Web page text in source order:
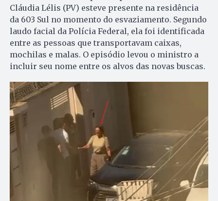
Cláudia Lélis (PV) esteve presente na residência
da 603 Sul no momento do esvaziamento. Segundo
laudo facial da Polícia Federal, ela foi identificada
entre as pessoas que transportavam caixas,
mochilas e malas. O episódio levou o ministro a
incluir seu nome entre os alvos das novas buscas.